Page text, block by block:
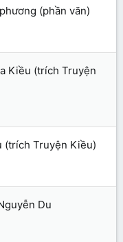
(phần văn)
Kiều (trích Truyện
(trích Truyện Kiều)
Du